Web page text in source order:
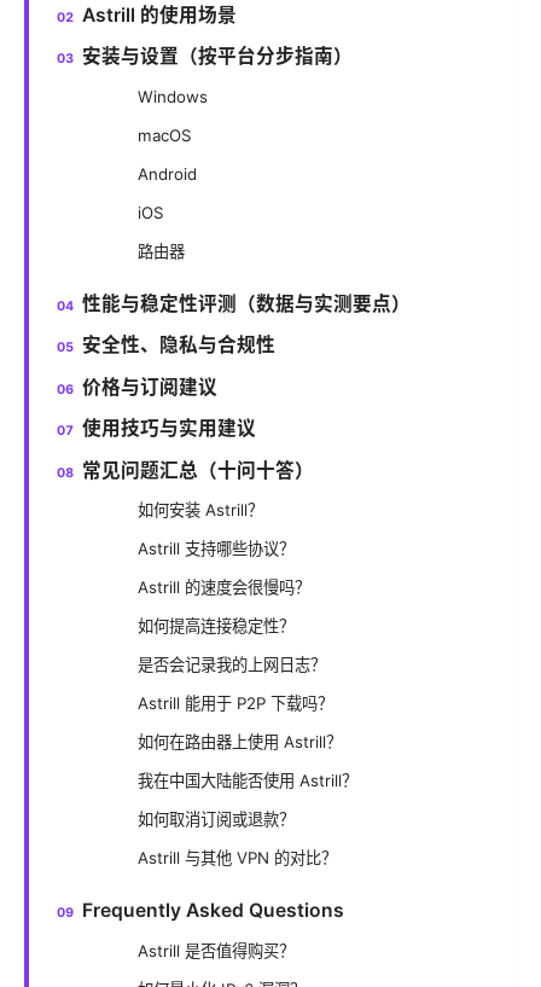
Astrill 的使用场景
安装与设置（按平台分步指南）
Windows
macOS
Android
iOS
路由器
性能与稳定性评测（数据与实测要点）
安全性、隐私与合规性
价格与订阅建议
使用技巧与实用建议
常见问题汇总（十问十答）
如何安装 Astrill？
Astrill 支持哪些协议？
Astrill 的速度会很慢吗？
如何提高连接稳定性？
是否会记录我的上网日志？
Astrill 能用于 P2P 下载吗？
如何在路由器上使用 Astrill？
我在中国大陆能否使用 Astrill？
如何取消订阅或退款？
Astrill 与其他 VPN 的对比？
Frequently Asked Questions
Astrill 是否值得购买？